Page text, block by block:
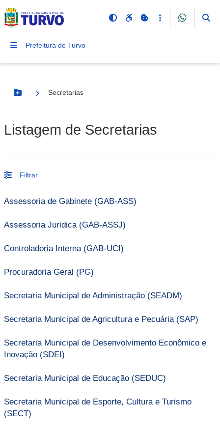
Prefeitura de Turvo
Botão Menu
Secretarias
Listagem de Secretarias
Filtrar
Assessoria de Gabinete (GAB-ASS)
Assessoria Juridica (GAB-ASSJ)
Controladoria Interna (GAB-UCI)
Procuradoria Geral (PG)
Secretaria Municipal de Administração (SEADM)
Secretaria Municipal de Agricultura e Pecuária (SAP)
Secretaria Municipal de Desenvolvimento Econômico e
Inovação (SDEI)
Secretaria Municipal de Educação (SEDUC)
Secretaria Municipal de Esporte, Cultura e Turismo
(SECT)